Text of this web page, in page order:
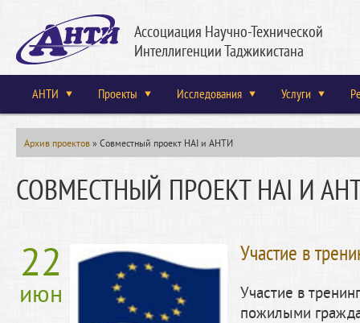
Ассоциация Научно-Технической
Интеллигенции Таджикистана
АНТИ Проекты Исследования Услуги
Архив проектов» Совместный проект HAI и АНТИ
СОВМЕСТНЫЙ ПРОЕКТ HAI И
22
июн
Участие в
Участие в
пожилыми